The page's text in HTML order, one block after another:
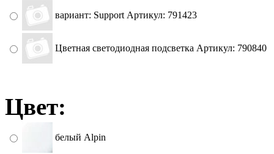
вариант: Support Артикул: 791423
Цветная светодиодная подсветка Артикул: 790840
Цвет:
белый Alpin